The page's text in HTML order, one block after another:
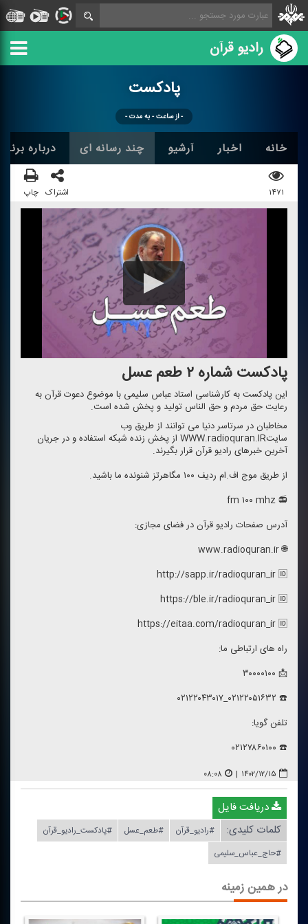
رادیو قرآن
پادكست
- از ساعت - به مدت -
خانه اخبار آرشیو چند رسانه ای درباره
۱۴۷۱ اشتراک چاپ
پادكست شماره ۲ طعم عسل
این پادكست به كارشناسی استاد عباس سلیمی با موضوع دعوت قرآن به
رعایت حق مردم و حق الناس تولید و پخش شده است.
مخاطبان در سرتاسر دنیا می توانند از طریق وب
سایتWWW.radioquran.IR از پخش زنده شبكه استفاده و در جریان
آخرین خبرهای رادیو قرآن قرار بگیرند.
از طریق موج اف.ام ردیف ۱۰۰ مگاهرتز شنونده ما باشید.
📻 fm ۱۰۰ mhz
آدرس صفحات رادیو قرآن در فضای مجازی:
🌐 www.radioquran.ir
http://sapp.ir/radioquran_ir 🆔
https://ble.ir/radioquran_ir 🆔
https://eitaa.com/radioquran_ir 🆔
راه های ارتباطی ما:
📩 ۳۰۰۰۰۱۰۰
☎️ ۰۲۱۲۲۰۵۱۶۳۲_۰۲۱۲۲۰۴۳۰۱۷
تلفن گویا:
☎️ ۰۲۱۲۷۸۶۰۱۰۰
۱۴۰۲/۱۲/۱۵ | ۰۸:۰۸
دریافت فایل
کلمات کلیدی:
#رادیو_قرآن #طعم_عسل
#پادكست_رادیو_قرآن
#حاج_عباس_سلیمی
در همین زمینه